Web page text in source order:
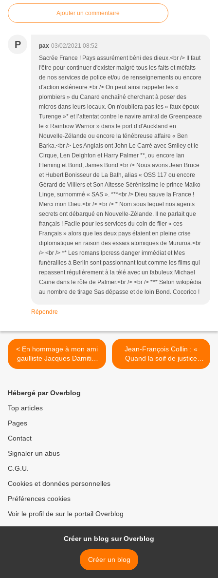
Ajouter un commentaire
P pax 03/02/2021 08:52
Sacrée France ! Pays assurément béni des dieux.<br /> Il faut
l'être pour continuer d'exister malgré tous les faits et méfaits
de nos services de police et/ou de renseignements ou encore
d'action extérieure.<br /> On peut ainsi rappeler les «
plombiers » du Canard enchaîné cherchant à poser des
micros dans leurs locaux. On n'oubliera pas les « faux époux
Turenge »* et l’attentat contre le navire amiral de Greenpeace
le « Rainbow Warrior » dans le port d’d'Auckland en
Nouvelle-Zélande ou encore la ténébreuse affaire « Ben
Barka.<br /> Les Anglais ont John Le Carré avec Smiley et le
Cirque, Len Deighton et Harry Palmer **, ou encore Ian
Fleming et Bond, James Bond.<br /> Nous avons Jean Bruce
et Hubert Bonisseur de La Bath, alias « OSS 117 ou encore
Gérard de Villiers et Son Altesse Sérénissime le prince Malko
Linge, surnommé « SAS ». ***<br /> Dieu sauve la France !
Merci mon Dieu.<br /> <br /> * Nom sous lequel nos agents
secrets ont débarqué en Nouvelle-Zélande. Il ne parlait que
français ! Facile pour les services du coin de filer « ces
Français » alors que les deux pays étaient en pleine crise
diplomatique en raison des essais atomiques de Mururoa.<br
/> <br /> ** Les romans Ipcress danger immédiat et Mes
funérailles à Berlin sont passionnant tout comme les films qui
repassent régulièrement à la télé avec un fabuleux Michael
Caine dans le rôle de Palmer.<br /> <br /> *** Selon wikipédia
au nombre de tirage Sas dépasse et de loin Bond. Cocorico !
Répondre
< En hommage à mon ami
gaulliste Jacques Damitio,
trop tôt disparu, l’omble
Jean-François Collin : «
Quand la soif de justice
environnementale se
Hébergé par Overblog
Top articles
Pages
Contact
Signaler un abus
C.G.U.
Cookies et données personnelles
Préférences cookies
Voir le profil de sur le portail Overblog
Créer un blog sur Overblog
Créer un blog